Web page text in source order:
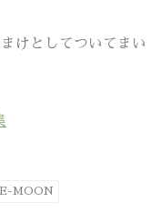
けとしてついてまい
MOON